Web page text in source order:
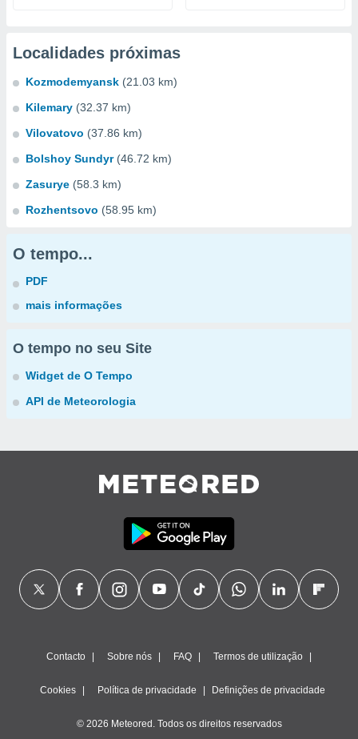
Localidades próximas
Kozmodemyansk (21.03 km)
Kilemary (32.37 km)
Vilovatovo (37.86 km)
Bolshoy Sundyr (46.72 km)
Zasurye (58.3 km)
Rozhentsovo (58.95 km)
O tempo...
PDF
mais informações
O tempo no seu Site
Widget de O Tempo
API de Meteorologia
Contacto Sobre nós FAQ Termos de utilização
Cookies Política de privacidade Definições de privacidade
© 2026 Meteored. Todos os direitos reservados